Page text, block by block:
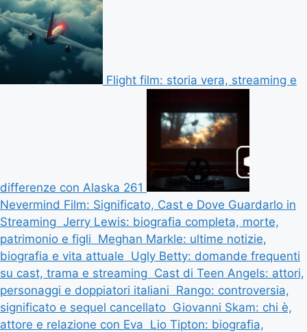
Flight film: storia vera, streaming e
differenze con Alaska 261
Nevermind Film: Significato, Cast e Dove Guardarlo in
Streaming Jerry Lewis: biografia completa, morte,
patrimonio e figli Meghan Markle: ultime notizie,
biografia e vita attuale Ugly Betty: domande frequenti
su cast, trama e streaming Cast di Teen Angels: attori,
personaggi e doppiatori italiani Rango: controversia,
significato e sequel cancellato Giovanni Skam: chi è,
attore e relazione con Eva Lio Tipton: biografia,